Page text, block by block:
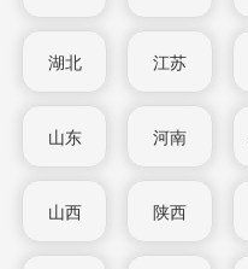
湖北 江苏
山东 河南
山西 陕西